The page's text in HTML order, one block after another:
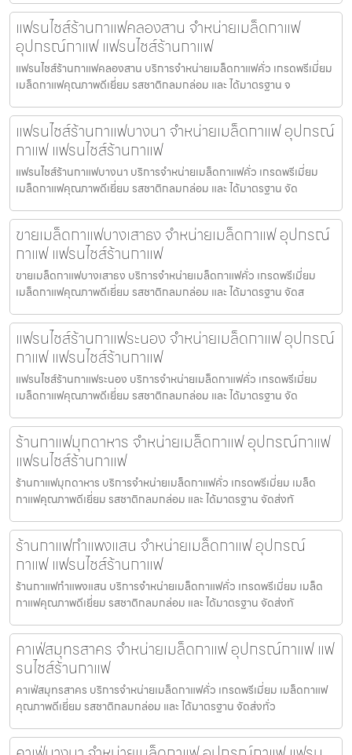
แฟรนไชส์ร้านกาแฟคลองสาน จำหน่ายเมล็ดกาแฟ
อุปกรณ์กาแฟ แฟรนไชส์ร้านกาแฟ
แฟรนไชส์ร้านกาแฟคลองสาน บริการจำหน่ายเมล็ดกาแฟคั่ว เกรดพรีเมี่ยม
เมล็ดกาแฟคุณภาพดีเยี่ยม รสชาติกลมกล่อม และ ได้มาตรฐาน จ
แฟรนไชส์ร้านกาแฟบางนา จำหน่ายเมล็ดกาแฟ อุปกรณ์
กาแฟ แฟรนไชส์ร้านกาแฟ
แฟรนไชส์ร้านกาแฟบางนา บริการจำหน่ายเมล็ดกาแฟคั่ว เกรดพรีเมี่ยม
เมล็ดกาแฟคุณภาพดีเยี่ยม รสชาติกลมกล่อม และ ได้มาตรฐาน จัด
ขายเมล็ดกาแฟบางเสาธง จำหน่ายเมล็ดกาแฟ อุปกรณ์
กาแฟ แฟรนไชส์ร้านกาแฟ
ขายเมล็ดกาแฟบางเสาธง บริการจำหน่ายเมล็ดกาแฟคั่ว เกรดพรีเมี่ยม
เมล็ดกาแฟคุณภาพดีเยี่ยม รสชาติกลมกล่อม และ ได้มาตรฐาน จัดส
แฟรนไชส์ร้านกาแฟระนอง จำหน่ายเมล็ดกาแฟ อุปกรณ์
กาแฟ แฟรนไชส์ร้านกาแฟ
แฟรนไชส์ร้านกาแฟระนอง บริการจำหน่ายเมล็ดกาแฟคั่ว เกรดพรีเมี่ยม
เมล็ดกาแฟคุณภาพดีเยี่ยม รสชาติกลมกล่อม และ ได้มาตรฐาน จัด
ร้านกาแฟมุกดาหาร จำหน่ายเมล็ดกาแฟ อุปกรณ์กาแฟ
แฟรนไชส์ร้านกาแฟ
ร้านกาแฟมุกดาหาร บริการจำหน่ายเมล็ดกาแฟคั่ว เกรดพรีเมี่ยม เมล็ด
กาแฟคุณภาพดีเยี่ยม รสชาติกลมกล่อม และ ได้มาตรฐาน จัดส่งทั
ร้านกาแฟกำแพงแสน จำหน่ายเมล็ดกาแฟ อุปกรณ์
กาแฟ แฟรนไชส์ร้านกาแฟ
ร้านกาแฟกำแพงแสน บริการจำหน่ายเมล็ดกาแฟคั่ว เกรดพรีเมี่ยม เมล็ด
กาแฟคุณภาพดีเยี่ยม รสชาติกลมกล่อม และ ได้มาตรฐาน จัดส่งทั
คาเฟ่สมุทรสาคร จำหน่ายเมล็ดกาแฟ อุปกรณ์กาแฟ แฟ
รนไชส์ร้านกาแฟ
คาเฟ่สมุทรสาคร บริการจำหน่ายเมล็ดกาแฟคั่ว เกรดพรีเมี่ยม เมล็ดกาแฟ
คุณภาพดีเยี่ยม รสชาติกลมกล่อม และ ได้มาตรฐาน จัดส่งทั่ว